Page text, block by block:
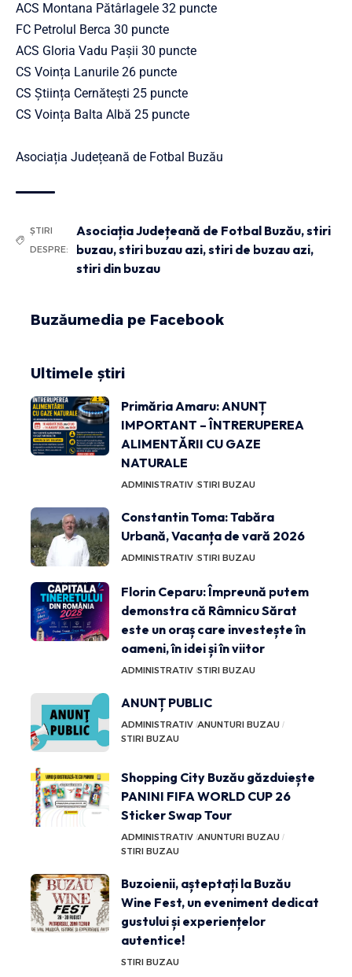
ACS Montana Pătârlagele 32 puncte
FC Petrolul Berca 30 puncte
ACS Gloria Vadu Pașii 30 puncte
CS Voința Lanurile 26 puncte
CS Știința Cernătești 25 puncte
CS Voința Balta Albă 25 puncte
Asociația Județeană de Fotbal Buzău
ȘTIRI
DESPRE:
Asociația Județeană de Fotbal Buzău,stiri
buzau,stiri buzau azi,stiri de buzau azi,
stiri din buzau
Buzăumedia pe Facebook
Ultimele știri
Primăria Amaru: ANUNȚ
IMPORTANT – ÎNTRERUPEREA
ALIMENTĂRII CU GAZE
NATURALE
ADMINISTRATIV STIRI BUZAU
Constantin Toma: Tabăra
Urbană, Vacanța de vară 2026
ADMINISTRATIV STIRI BUZAU
Florin Ceparu: Împreună putem
demonstra că Râmnicu Sărat
este un oraș care investește în
oameni, în idei și în viitor
ADMINISTRATIV STIRI BUZAU
ANUNȚ PUBLIC
ADMINISTRATIV ANUNTURI BUZAU
STIRI BUZAU
Shopping City Buzău găzduiește
PANINI FIFA WORLD CUP 26
Sticker Swap Tour
ADMINISTRATIV ANUNTURI BUZAU
STIRI BUZAU
Buzoienii, așteptați la Buzău
Wine Fest, un eveniment dedicat
gustului și experiențelor
autentice!
STIRI BUZAU